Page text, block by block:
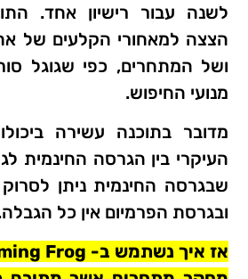
לשנה עבור רישיון אחד.
הצצה למאחורי הקלעים של
ושל המתחרים, כפי שגוגל
מנועי החיפוש.
מדובר בתוכנה עשירה
העיקרי בין הגרסה החינמית
ובגרסת הפרמיום אין כל